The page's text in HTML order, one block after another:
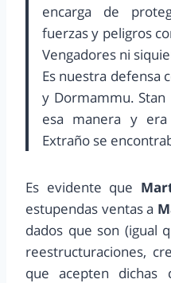
encarga de
fuerzas y peligros
Vengadores ni
Es nuestra defensa
y Dormammu.
esa manera y
Extraño se
Es evidente que
estupendas ventas a
dados que son (igual
reestructuraciones,
que acepten dichas